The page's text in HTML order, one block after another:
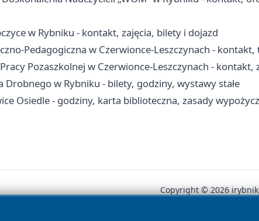
w Rybniku - kontakt, zajęcia, bilety i dojazd
Pedagogiczna w Czerwionce-Leszczynach -
Pozaszkolnej w Czerwionce-Leszczynach - kontakt,
Drobnego w Rybniku - bilety, godziny, wystawy stałe
Osiedle - godziny, karta biblioteczna, zasady
Copyright © 2026